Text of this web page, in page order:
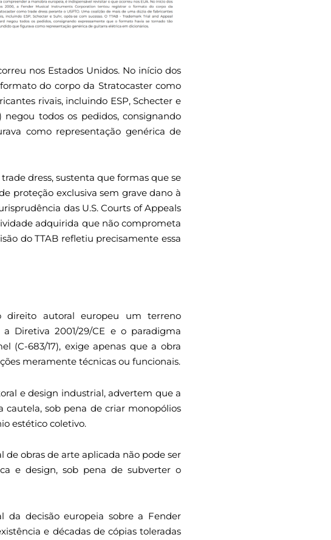
nos Estados Unidos. No início dos
do corpo da Stratocaster como
rivais, incluindo ESP, Schecter e
negou todos os pedidos, consignando
como representação genérica de
dress, sustenta que formas que se
proteção exclusiva sem grave dano à
das U.S. Courts of Appeals
adquirida que não comprometa
do TTAB refletiu precisamente essa
direito autoral europeu um terreno
Diretiva 2001/29/CE e o paradigma
(C-683/17), exige apenas que a obra
meramente técnicas ou funcionais.
e design industrial, advertem que a
sob pena de criar monopólios
estético coletivo.
de obras de arte aplicada não pode ser
e design, sob pena de subverter o
da decisão europeia sobre a Fender
e décadas de cópias toleradas